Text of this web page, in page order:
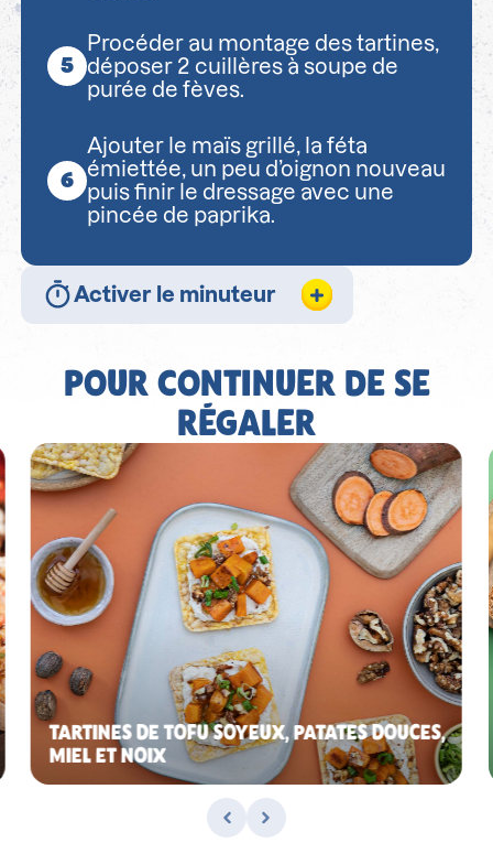
Procéder au montage des tartines,
déposer 2 cuillères à soupe de
purée de fèves.
Ajouter le maïs grillé, la féta
émiettée, un peu d’oignon nouveau
puis finir le dressage avec une
pincée de paprika.
Activer le minuteur
POUR CONTINUER DE SE
RÉGALER
TARTINES DE TOFU SOYEUX, PATATES DOUCES,
MIEL ET NOIX